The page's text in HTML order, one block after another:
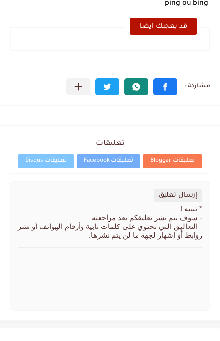
قد يعجبك ايضا
تعليقات
تعليقات Blogger تعليقات Facebook تعليقات Disqus
إرسال تعليق
* تنبيه !
- سوف يتم نشر تعليقكم بعد مراجعته
- التعاليق التي تحتوي على كلمات نابية وأرقام الهواتف أو نشر
روابط أو إشهار لجهة ما لن يتم نشرها.